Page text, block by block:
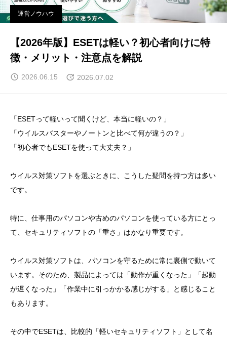
運営ノウハウ
【2026年版】ESETは軽い？初心者向けに特
徴・メリット・注意点を解説
2026.06.15 2026.07.02
「ESETって軽いって聞くけど、本当に軽いの？」
「ウイルスバスターやノートンと比べて何が違うの？」
「初心者でもESETを使って大丈夫？」
ウイルス対策ソフトを選ぶときに、こうした疑問を持つ方は多い
です。
特に、仕事用のパソコンや古めのパソコンを使っている方にとっ
て、セキュリティソフトの「重さ」はかなり重要です。
ウイルス対策ソフトは、パソコンを守るために常に裏側で動いて
います。そのため、製品によっては「動作が重くなった」「起動
が遅くなった」「作業中に引っかかる感じがする」と感じること
もあります。
その中でESETは、比較的「軽いセキュリティソフト」として名